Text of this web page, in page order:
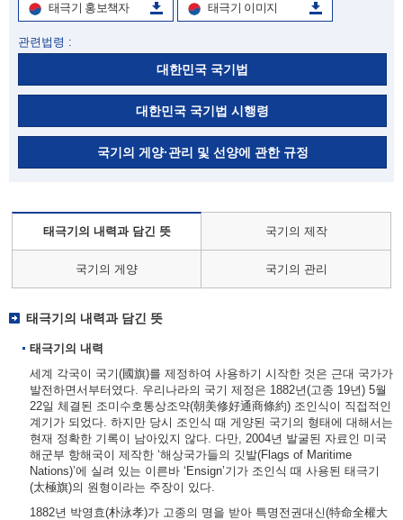
태극기 홍보책자
태극기 이미지
관련법령 :
대한민국 국기법
대한민국 국기법 시행령
국기의 게양·관리 및 선양에 관한 규정
태극기의 내력과 담긴 뜻 국기의 제작
국기의 게양 국기의 관리
태극기의 내력과 담긴 뜻
태극기의 내력
세계 각국이 국기(國旗)를 제정하여 사용하기 시작한 것은 근대 국가가
발전하면서부터였다. 우리나라의 국기 제정은 1882년(고종 19년) 5월
22일 체결된 조미수호통상조약(朝美修好通商條約) 조인식이 직접적인
계기가 되었다. 하지만 당시 조인식 때 게양된 국기의 형태에 대해서는
현재 정확한 기록이 남아있지 않다. 다만, 2004년 발굴된 자료인 미국
해군부 항해국이 제작한 ‘해상국가들의 깃발(Flags of Maritime
Nations)’에 실려 있는 이른바 ‘Ensign’기가 조인식 때 사용된 태극기
(太極旗)의 원형이라는 주장이 있다.
1882년 박영효(朴泳孝)가 고종의 명을 받아 특명전권대신(特命全權大